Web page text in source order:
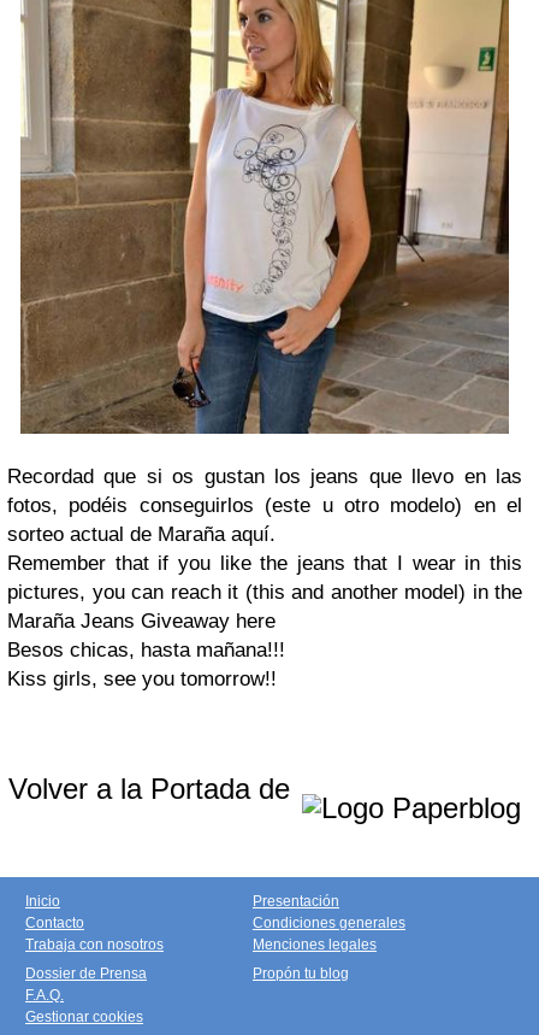
Recordad que si os gustan los jeans que llevo en las
fotos, podéis conseguirlos (este u otro modelo) en el
sorteo actual de Maraña aquí.
Remember that if you like the jeans that I wear in this
pictures, you can reach it (this and another model) in the
Maraña Jeans Giveaway here
Besos chicas, hasta mañana!!!
Kiss girls, see you tomorrow!!
Volver a la Portada de
Inicio
Contacto
Trabaja con nosotros
Presentación
Condiciones generales
Menciones legales
Dossier de Prensa
F.A.Q.
Gestionar cookies
Propón tu blog